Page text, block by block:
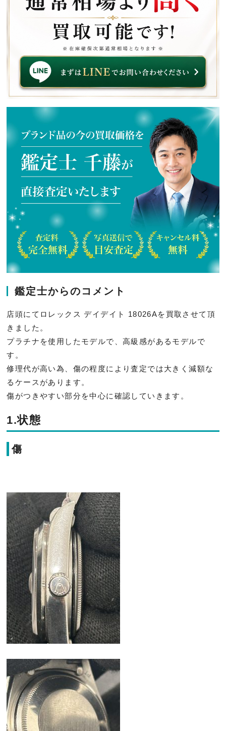
鑑定士からのコメント
店頭にてロレックス デイデイト 18026Aを買取させて頂
きました。
プラチナを使用したモデルで、高級感があるモデルで
す。
修理代が高い為、 傷の程度により査定では大きく減額な
るケースがあります。
傷がつきやすい部分を中心に確認していきます。
1.状態
傷